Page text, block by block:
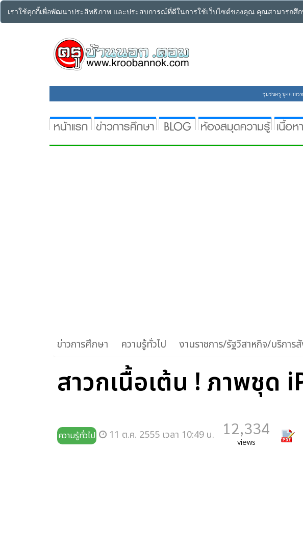
เราใช้คุกกี้เพื่อพัฒนาประสิทธิภาพ และประสบการณ์ที่ดีในการใช้เว็บไซต์ของคุณ คุณสามารถศึก
ชุมชนครู บุคลากร
ข่าวการศึกษา ความรู้ทั่วไป งานราชการ/รัฐวิสาหกิจ/บริการ
สาวกเนื้อเต้น ! ภาพชุด
ความรู้ทั่วไป 11 ต.ค. 2555 เวลา 10:49 น. 12,334
views